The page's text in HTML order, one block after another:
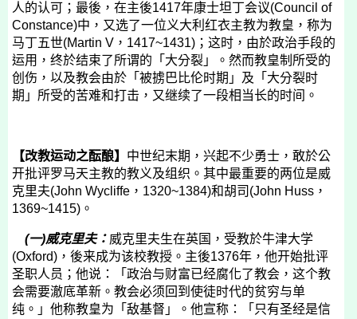
人的认可；最後，在主後1417年康士坦丁会议(Council of
Constance)中，又选了一位义大利红衣主教为教皇，称为
马丁五世(Martin V ， 1417~1431) ；这时，由於政治手段的
运用，终於结束了所谓的「大分裂」。然而教皇制所受的
创伤，以及教会由於「被掳巴比伦时期」及「大分裂时
期」所受的苦难和打击，又继续了一段相当长的时间。
【改教运动之酝酿】 中世纪末期，兴起不少勇士，敢於公
开批评罗马天主教的教义及组织。其中最重要的两位是威
克里夫(John Wycliffe ， 1320~1384)和胡司 (John Huss ，
1369~1415) 。
(一)威克里夫： 威克里夫生在英国，受教於牛津大学
(Oxford) ，後来成为该校教授。主後1376年，他开始批评
圣职人员；他说：「政治与财富已经腐化了教会，这个教
会需要澈底革新。教会必须回到使徒时代的贫穷与单
纯。」他称教皇为「敌基督」。他宣称：「只有圣经是信